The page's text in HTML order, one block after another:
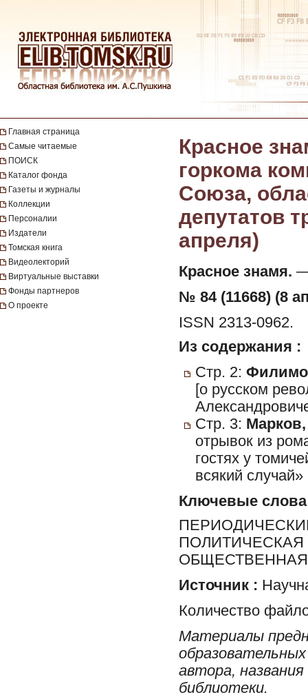
Главная страница
Самые читаемые
ПОИСК
Каталог фонда
Газеты и журналы
Коллекции
Персоналии
Издатели
Томская книга
Видеолекторий
Виртуальные выставки
Фонды партнеров
О проекте
Красное
горкома
Союза,
депутатов
апреля)
Красное знамя. —
№ 84 (11668) (8
ISSN 2313-0962.
Из содержания :
Стр. 2:
[о русском
Стр. 3:
отрывок из
гостях у
всякий
Ключевые слова
Источник :
Количество
Материалы
автора,
библиотеки.